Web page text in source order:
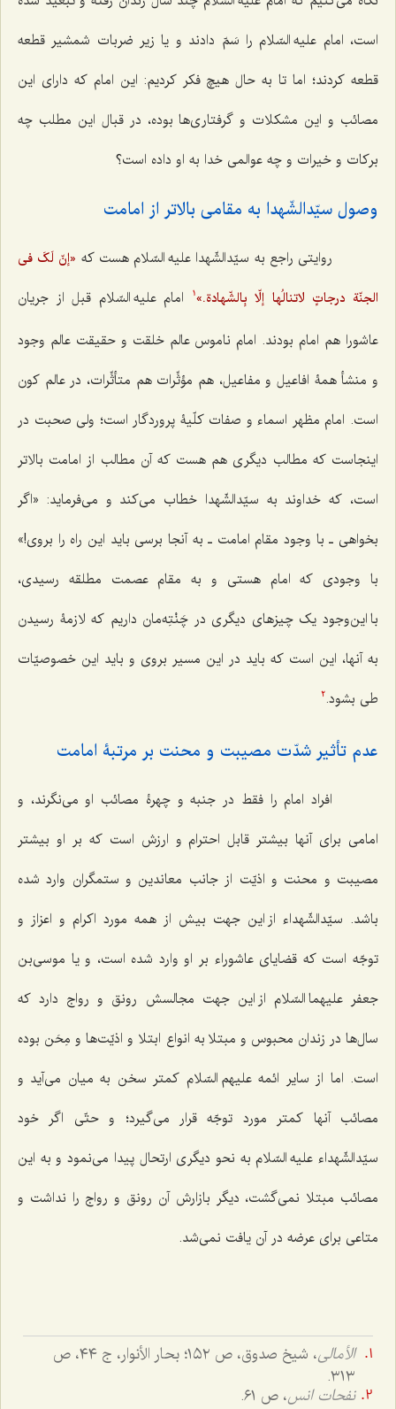
است، امام علیه السّلام را سَمّ دادند و یا زیر ضربات شمشیر قطعه
قطعه کردند؛ اما تا به حال هیچ فکر کردیم: این امام که دارای این
مصائب و این مشکلات و گرفتاری‌ها بوده، در قبال این مطلب چه
برکات و خیرات و چه عوالمی خدا به او داده است؟
وصول سیّدالشّهدا به مقامی بالاتر از امامت‌
روایتی راجع به سیّدالشّهدا علیه السّلام هست که «إنّ لَکَ فی
الجنّة درجاتٍ لاتنالُها إلّا بِالشّهادة.»1
امام علیه السّلام قبل از جریان
عاشورا هم امام بودند. امام ناموس عالم خلقت و حقیقت عالم وجود
و منشأ همۀ افاعیل و مفاعیل، هم مؤثِّرات هم متأثِّرات، در عالم کون
است. امام مظهر اسماء و صفات کلّیۀ پروردگار است؛ ولی صحبت در
اینجاست که مطالب دیگری هم هست که آن مطالب از امامت بالاتر
است، که خداوند به سیّدالشّهدا خطاب می‌کند و می‌فرماید: «اگر
بخواهی ـ با وجود مقام امامت ـ به آنجا برسی باید این راه را بروی!»
با وجودی که امام هستی و به مقام عصمت مطلقه رسیدی،
با این‌وجود یک چیزهای دیگری در چَنْتِه‌مان داریم که لازمۀ رسیدن
به آنها، این است که باید در این مسیر بروی و باید این خصوصیّات
طی بشود.2
عدم تأثیر شدّت مصیبت و محنت بر مرتبۀ امامت‌
افراد امام را فقط در جنبه و چهرۀ مصائب او می‌نگرند، و
امامی برای آنها بیشتر قابل احترام و ارزش است که بر او بیشتر
مصیبت و محنت و اذیّت از جانب معاندین و ستمگران وارد شده
باشد. سیّدالشّهداء از این جهت بیش از همه مورد اکرام و اعزاز و
توجّه است که قضایای عاشوراء بر او وارد شده است، و یا موسی‌بن
جعفر علیهما السّلام از این جهت مجالسش رونق و رواج دارد که
سال‌ها در زندان محبوس و مبتلا به انواع ابتلا و اذیّت‌ها و مِحَن بوده
است. اما از سایر ائمه علیهم السّلام کمتر سخن به میان می‌آید و
مصائب آنها کمتر مورد توجّه قرار می‌گیرد؛ و حتّی اگر خود
سیّدالشّهداء علیه السّلام به نحو دیگری ارتحال پیدا می‌نمود و به این
مصائب مبتلا نمی‌گشت، دیگر بازارش آن رونق و رواج را نداشت و
متاعی برای عرضه در آن یافت نمی‌شد.
الأمالی
، شیخ صدوق، ص ١٥٢؛ بحار الأنوار، ج ٤٤، ص
٣١٣.
نفحات انس، ص ٦١.